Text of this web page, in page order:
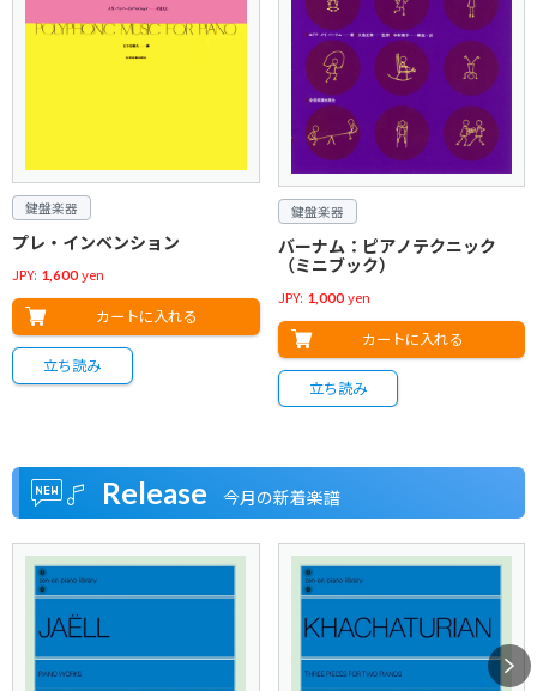
鍵盤楽器
プレ・インベンション
JPY: 1,600 yen
カートに入れる
立ち読み
鍵盤楽器
バーナム：ピアノテクニック
（ミニブック）
JPY: 1,000yen
カートに入れる
立ち読み
弦楽器
鈴木鎮一ヴァイオリン指導曲集
3[新版]（CD付）
3,200
鈴木鎮一ヴァイオリン指導曲集
1[新版]（CD付）
3,200
管楽器／打楽器
アーバン：金管教則本
カートに入れる
立ち読み
長生 淳：彗星 トルヴェールの
《惑星》より
2,200
立ち読み
和楽器
正田麻盛：尺八・篠笛民謡集 1
在庫切れ
和楽器ピース 箏三重奏
Summer
700
在庫切れ
立ち読み 動画視聴
オーケストラ／吹奏楽
長生 淳：交響曲第3番〈四季連
禱〉
4,200
立ち読み
久石 譲：Spirited Away
Suite(「千と千尋の神隠し」組
曲)
2,800
立ち読み
アンサンブル／室内楽
ショスタコーヴィチ：5つの小
品 2つのヴァイオリンとピアノ
のための
2,400
立ち読み
酒井健治：弦楽四重奏曲 第2番
〈フローティング･パーティク
ル〉
3,200
立ち読み
声楽／合唱
イタリア歌曲集 1 中声用 [新版]
カートに入れる
立ち読み
コンコーネ50番（中声用）
カートに入れる
立ち読み
歌集・メロディ譜
ジャパニーズ･ロック大全集 ベ
スト262
3,600
立ち読み
フォークソングのすべて 改訂
版 ベスト541
4,400
立ち読み
音楽教育
新訂 独習聴音問題集 上 CD-ROM
付
2,400
立ち読み
楽しもう！ボディリズムで音楽
を表現しよう
2,400
立ち読み
書籍
ヨハン・ヨアヒム・クヴァン
ツ フルート奏法
5,800
ブルー・ノートと調性（CD付）
カートに入れる
CD・DVD
バーナム レッスンDVD[1巻対
応] 知らなかった活用術！よく
わかる指導法
3,000
CD 星降る町の小さな風景
カートに入れる
グッズ
5せんノート B5横判 4段 KR-
4(子供用)
175
5せんノート B5横判 2段 KR-
2(子供用)
175
芸術現代社
武満徹対談集創造の周辺
カートに入れる
CD・DVDで訪れる 世界の名歌劇
場
2,500
Release 今月の新着楽譜